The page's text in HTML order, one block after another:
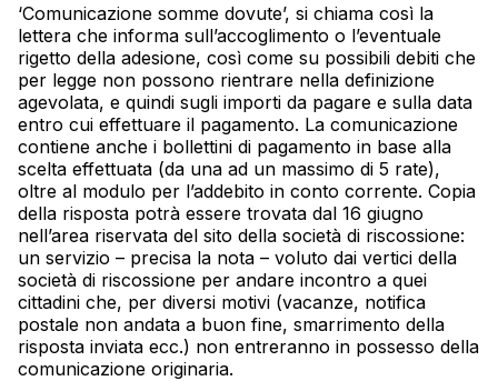
‘Comunicazione somme dovute’, si chiama così la
lettera che informa sull’accoglimento o l’eventuale
rigetto della adesione, così come su possibili debiti che
per legge non possono rientrare nella definizione
agevolata, e quindi sugli importi da pagare e sulla data
entro cui effettuare il pagamento. La comunicazione
contiene anche i bollettini di pagamento in base alla
scelta effettuata (da una ad un massimo di 5 rate),
oltre al modulo per l’addebito in conto corrente. Copia
della risposta potrà essere trovata dal 16 giugno
nell’area riservata del sito della società di riscossione:
un servizio – precisa la nota – voluto dai vertici della
società di riscossione per andare incontro a quei
cittadini che, per diversi motivi (vacanze, notifica
postale non andata a buon fine, smarrimento della
risposta inviata ecc.) non entreranno in possesso della
comunicazione originaria.